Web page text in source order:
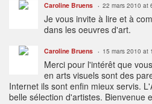
Caroline Bruens 22 mars 2010 at
Je vous invite à lire et à
dans les oeuvres d'art.
Caroline Bruens 15 mars 2010 at
Merci pour l'intérêt que
en arts visuels sont des
Internet ils sont enfin mieux servis.
belle sélection d'artistes. Bienvenue